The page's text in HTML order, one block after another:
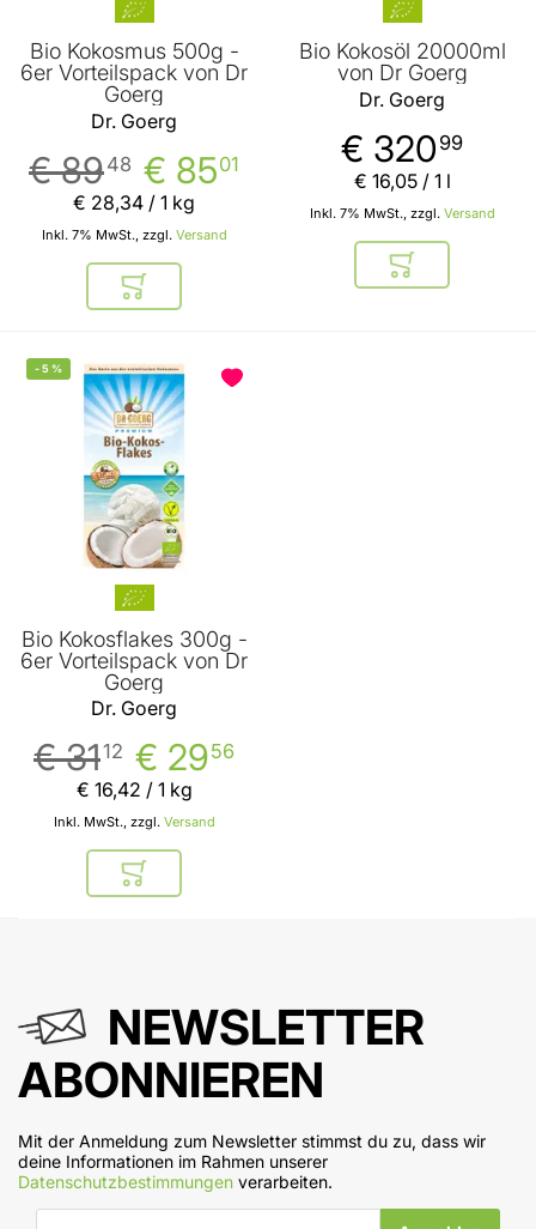
Bio Kokosmus 500g -
6er Vorteilspack von Dr
Goerg
Dr. Goerg
€ 8501
€ 8948
Inkl. 7% MwSt., zzgl. Versand
€ 28,34 / 1 kg
In den Warenkorb
Bio Kokosöl 20000ml
von Dr Goerg
Dr. Goerg
€ 320 99
Inkl. 7% MwSt., zzgl. Versand
€ 16,05/ 1 l
In den
-5 %
Bio Kokosflakes 300g -
6er Vorteilspack von Dr
Goerg
Dr. Goerg
€ 2956
€ 3112
Inkl. MwSt., zzgl. Versand
€ 16,42 / 1 kg
In den Warenkorb
NEWSLETTER
ABONNIEREN
Mit der Anmeldung zum Newsletter stimmst du zu, dass wir
deine Informationen im Rahmen unserer
Datenschutzbestimmungen verarbeiten.
E-Mail-Adresse